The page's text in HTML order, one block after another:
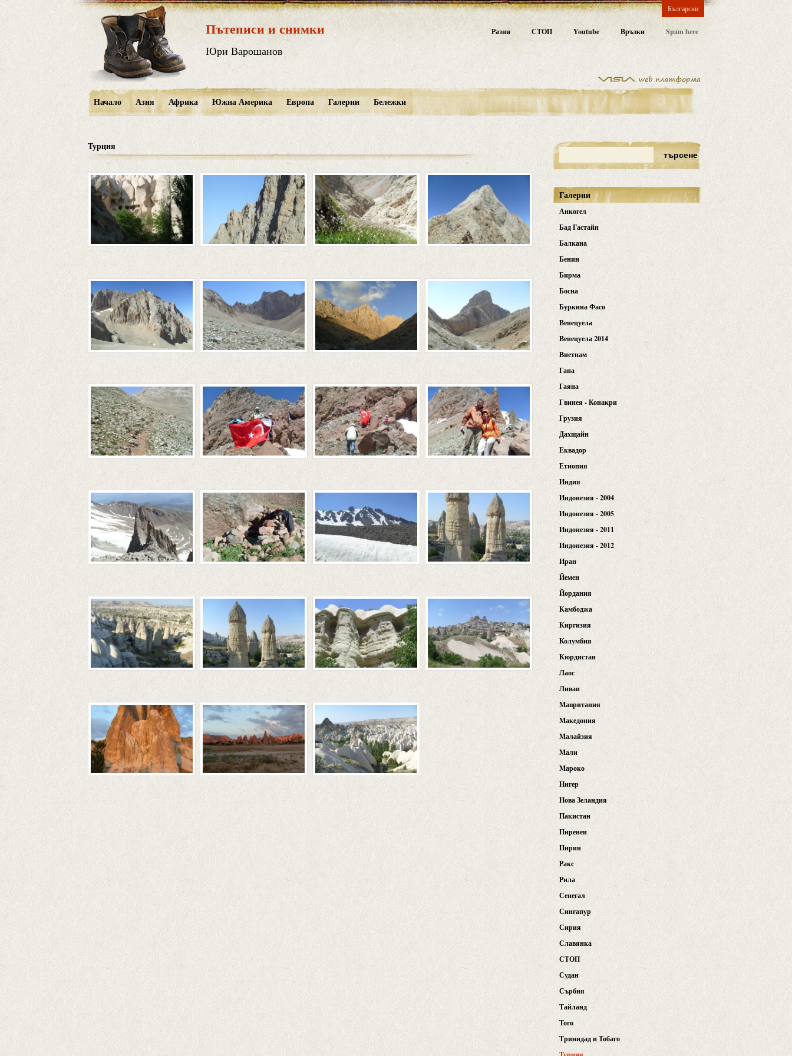
Български
Пътеписи и снимки
Юри Варошанов
Разни СТОП Youtube Връзки Spam here
Начало Азия Африка Южна Америка Европа Галерии Бележки
Галерии
Анкогел
Бад Гастайн
Балкана
Бенин
Бирма
Босна
Буркина Фасо
Венецуела
Венецуела 2014
Виетнам
Гана
Гаяна
Гвинея - Конакри
Грузия
Дахщайн
Еквадор
Етиопия
Индия
Индонезия - 2004
Индонезия - 2005
Индонезия - 2011
Индонезия - 2012
Иран
Йемен
Йордания
Камбоджа
Киргизия
Колумбия
Кюрдистан
Лаос
Ливан
Мавритания
Македония
Малайзия
Мали
Мароко
Нигер
Нова Зеландия
Пакистан
Пиренеи
Пирин
Ракс
Рила
Сенегал
Сингапур
Сирия
Славянка
СТОП
Судан
Сърбия
Тайланд
Того
Тринидад и Тобаго
Турция